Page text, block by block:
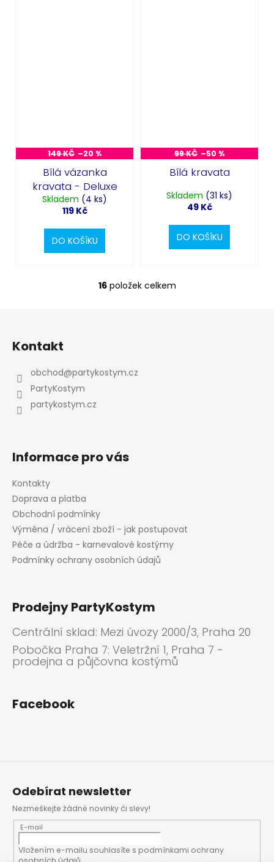
149 KČ –20 %
Bílá vázanka
kravata - Deluxe
Skladem (4 ks)
119 Kč
DO KOŠÍKU
99 KČ –50 %
Bílá kravata
Skladem (31 ks)
49 Kč
DO KOŠÍKU
O
c
u
16položek celkem
Odebírat newsletter
Nezmeškejte žádné novinky či slevy!
E-mail
Vložením e-mailu souhlasíte s podmínkami ochrany
Kontakt
obchod@partykostym.cz
PartyKostym
partykostym.cz
Informace pro vás
Kontakty
Doprava a platba
Obchodní podmínky
Výměna / vrácení zboží - jak postupovat
Péče a údržba - karnevalové kostýmy
Podmínky ochrany osobních údajů
Prodejny PartyKostym
Centrální sklad: Mezi úvozy 2000/3, Praha 20
Pobočka Praha 7: Veletržní 1, Praha 7 -
prodejna a půjčovna kostýmů
Facebook